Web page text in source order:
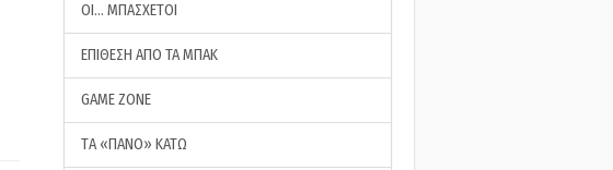
ΟΙ… ΜΠΑΣΧΕΤΟΙ
ΕΠΙΘΕΣΗ ΑΠΟ ΤΑ ΜΠΑΚ
GAME ZONE
ΤA «ΠΑΝΟ» ΚΑΤΩ